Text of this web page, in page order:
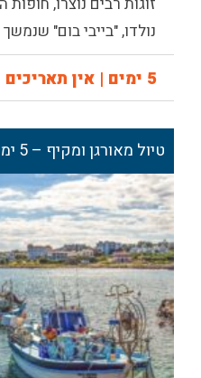
נולדו, "בייבי בום"
5 ימים | אין תאריכים כעת
טיול מאורגן ומקיף – 5 ימים בקפריסין היוונית